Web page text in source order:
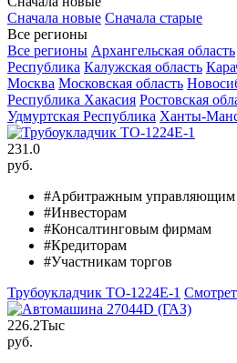
Сначала новые Сначала старые
Все регионы
Все регионы Архангельская область
Республика Калужская область
Москва Московская область
Республика Хакасия Ростовская
Удмуртская Республика Ханты-
231.0
руб.
#Арбитражным управляющим
#Инвесторам
#Консалтинговым фирмам
#Кредиторам
#Участникам торгов
Трубоукладчик ТО-1224Е-1
226.2Тыс
руб.